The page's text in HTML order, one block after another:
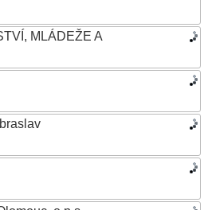
MLÁDEŽE A